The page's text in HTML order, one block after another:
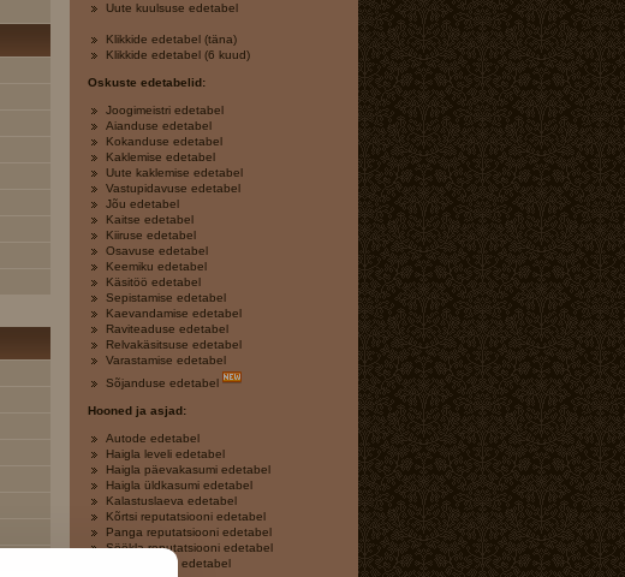
Uute kuulsuse edetabel
Klikkide edetabel (täna)
Klikkide edetabel (6 kuud)
Oskuste edetabelid:
Joogimeistri edetabel
Aianduse edetabel
Kokanduse edetabel
Kaklemise edetabel
Uute kaklemise edetabel
Vastupidavuse edetabel
Jõu edetabel
Kaitse edetabel
Kiiruse edetabel
Osavuse edetabel
Keemiku edetabel
Käsitöö edetabel
Sepistamise edetabel
Kaevandamise edetabel
Raviteaduse edetabel
Relvakäsitsuse edetabel
Varastamise edetabel
Sõjanduse edetabel
Hooned ja asjad:
Autode edetabel
Haigla leveli edetabel
Haigla päevakasumi edetabel
Haigla üldkasumi edetabel
Kalastuslaeva edetabel
Kõrtsi reputatsiooni edetabel
Panga reputatsiooni edetabel
Söökla reputatsiooni edetabel
Varakambrite edetabel